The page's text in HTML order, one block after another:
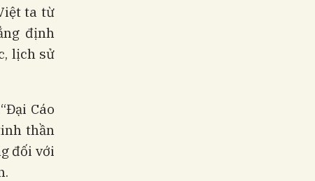
ta từ
định
lịch sử
Cáo
thần
đối với